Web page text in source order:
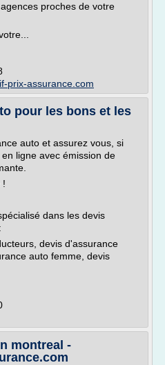
proches de votre
prix-assurance.com
pour les bons et les
auto et assurez vous, si
ligne avec émission de
!
dans les devis
devis d'assurance
auto femme, devis
montreal -